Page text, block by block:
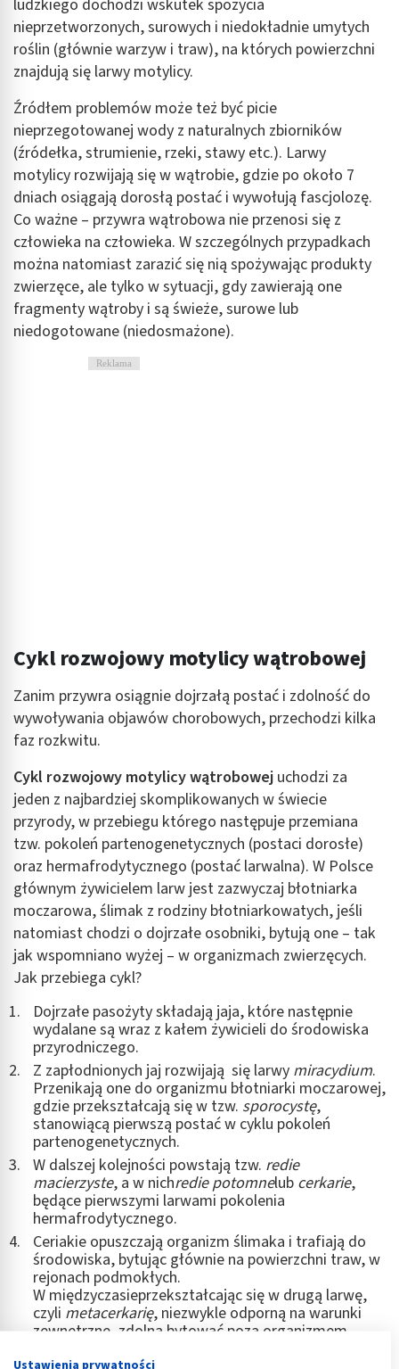
ludzkiego dochodzi wskutek spożycia
nieprzetworzonych, surowych i niedokładnie umytych
roślin (głównie warzyw i traw), na których powierzchni
znajdują się larwy motylicy.
Źródłem problemów może też być picie
nieprzegotowanej wody z naturalnych zbiorników
(źródełka, strumienie, rzeki, stawy etc.). Larwy
motylicy rozwijają się w wątrobie, gdzie po około 7
dniach osiągają dorosłą postać i wywołują fascjolozę.
Co ważne – przywra wątrobowa nie przenosi się z
człowieka na człowieka. W szczególnych przypadkach
można natomiast zarazić się nią spożywając produkty
zwierzęce, ale tylko w sytuacji, gdy zawierają one
fragmenty wątroby i są świeże, surowe lub
niedogotowane (niedosmażone).
Reklama
Cykl rozwojowy motylicy wątrobowej
Zanim przywra osiągnie dojrzałą postać i zdolność do
wywoływania objawów chorobowych, przechodzi kilka
faz rozkwitu.
Cykl rozwojowy motylicy wątrobowej uchodzi za
jeden z najbardziej skomplikowanych w świecie
przyrody, w przebiegu którego następuje przemiana
tzw. pokoleń partenogenetycznych (postaci dorosłe)
oraz hermafrodytycznego (postać larwalna). W Polsce
głównym żywicielem larw jest zazwyczaj błotniarka
moczarowa, ślimak z rodziny błotniarkowatych, jeśli
natomiast chodzi o dojrzałe osobniki, bytują one – tak
jak wspomniano wyżej – w organizmach zwierzęcych.
Jak przebiega cykl?
Dojrzałe pasożyty składają jaja, które następnie
wydalane są wraz z kałem żywicieli do środowiska
przyrodniczego.
Z zapłodnionych jaj rozwijają się larwy miracydium.
Przenikają one do organizmu błotniarki moczarowej,
gdzie przekształcają się w tzw. sporocystę,
stanowiącą pierwszą postać w cyklu pokoleń
partenogenetycznych.
W dalszej kolejności powstają tzw. redie
macierzyste, a w nichredie potomnelub cerkarie,
będące pierwszymi larwami pokolenia
hermafrodytycznego.
Ceriakie opuszczają organizm ślimaka i trafiają do
środowiska, bytując głównie na powierzchni traw, w
rejonach podmokłych.
W międzyczasieprzekształcając się w drugą larwę,
czyli metacerkarię, niezwykle odporną na warunki
zewnętrzne, zdolną bytować poza organizmem
Ustawienia prywatności